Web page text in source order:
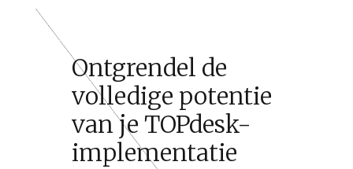
Ontgrendel de
volledige potentie
van je TOPdesk-
implementatie